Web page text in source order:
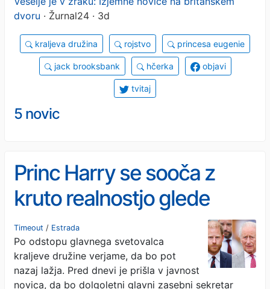
dvoru · Žurnal24 · 3d
kraljeva družina rojstvo princesa eugenie
jack brooksbank hčerka objavi
tvitaj
5 novic
Princ Harry se sooča z
kruto realnostjo glede
sprave s kraljem
Charlesom
Timeout / Estrada
Po odstopu glavnega svetovalca
kraljeve družine verjame, da bo pot
nazaj lažja. Pred dnevi je prišla v javnost
novica, da bo dolgoletni glavni zasebni sekretar